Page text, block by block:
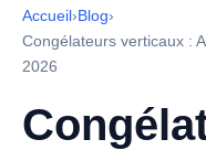
Accueil›Blog›
Congélateurs verticaux :
2026